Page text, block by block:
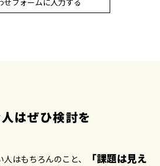
はぜひ検討を
はもちろんのこと、
「課題は見え